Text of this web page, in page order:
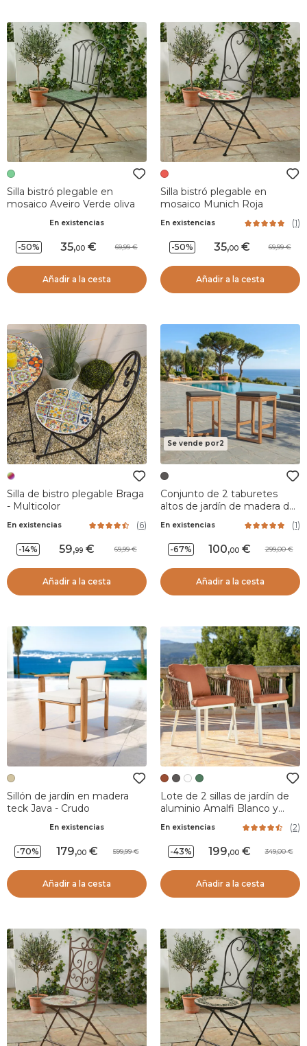
Silla bistró plegable en
mosaico Aveiro Verde oliva
En existencias
-50% 35,00 69,99
Añadir a la cesta
Silla bistró plegable en
mosaico Munich Roja
En existencias (1)
-50% 35,00 69,99
Añadir a la cesta
Silla de bistro plegable Braga
- Multicolor
En existencias (6)
-14% 59,99 69,99
Añadir a la cesta
Se vende por2
Conjunto de 2 taburetes
altos de jardín de madera de
En existencias (1)
-67% 100,00 299,00
Añadir a la cesta
Sillón de jardín en madera
teck Java - Crudo
En existencias
-70% 179,00 599,99
Añadir a la cesta
Lote de 2 sillas de jardín de
aluminio Amalfi Blanco y
En existencias (2)
-43% 199,00 349,00
Añadir a la cesta